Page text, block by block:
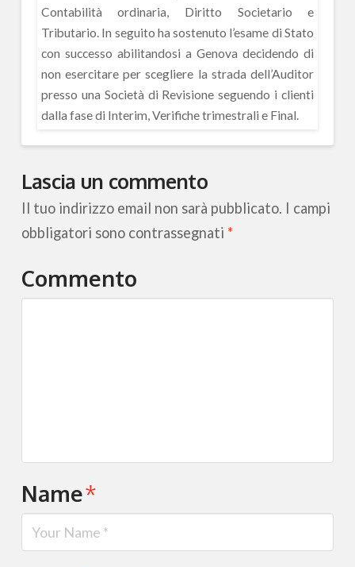
Contabilità ordinaria, Diritto Societario e
Tributario. In seguito ha sostenuto l’esame di Stato
con successo abilitandosi a Genova decidendo di
non esercitare per scegliere la strada dell’Auditor
presso una Società di Revisione seguendo i clienti
dalla fase di Interim, Verifiche trimestrali e Final.
Lascia un commento
Il tuo indirizzo email non sarà pubblicato. I campi
obbligatori sono contrassegnati *
Commento
Name*